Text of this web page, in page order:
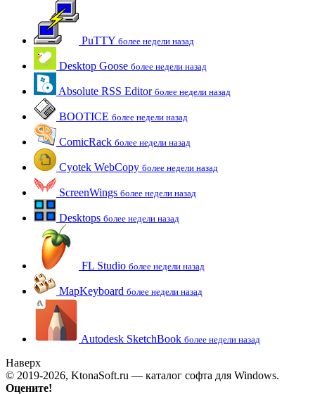
PuTTY более недели назад
Desktop Goose более недели назад
Absolute RSS Editor более недели назад
BOOTICE более недели назад
ComicRack более недели назад
Cyotek WebCopy более недели назад
ScreenWings более недели назад
Desktops более недели назад
FL Studio более недели назад
MapKeyboard более недели назад
Autodesk SketchBook более недели назад
Наверх
© 2019-2026, KtonaSoft.ru — каталог софта для Windows.
Оцените!